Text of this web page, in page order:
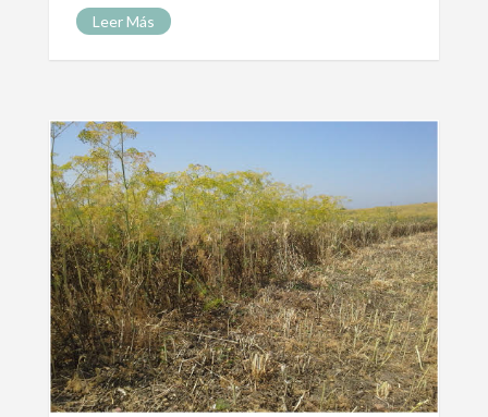
Leer Más